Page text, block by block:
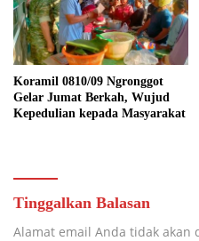
Koramil 0810/09 Ngronggot
Gelar Jumat Berkah, Wujud
Kepedulian kepada Masyarakat
Tinggalkan Balasan
Alamat email Anda tidak akan